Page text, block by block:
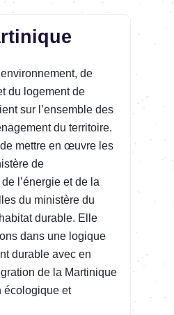
de
du logement de
sur l’ensemble des
du territoire.
mettre en œuvre les
de
de l’énergie et de la
du ministère du
durable. Elle
dans une logique
durable avec en
de la Martinique
écologique et